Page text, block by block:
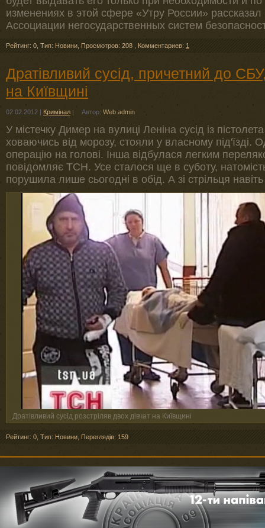
изменениях в этой сфере «Утру России»
Ассоциации негосударственных систем
Рейтинг: 0 Тип: Новини Просмотров: 208 Комментариев: 1
Дратівливий сусід, причетний до
на Київщині
02.02.2012 | Кримінал | Автор: Web admin
У містечку Димер на вулиці Леніна сусід із
ховаючись від морозу, стояли у власному під'їзді.
операцію на голові. Інша відбулася легким
повідомляє ТСН. Усе сталося ще в суботу,
порушила лише сьогодні в обід. А зі стрільця
Дратівливий сусід розстріляв двох дівчат на Київщині
Рейтинг: 0 Тип: Новини Переглядів: 159